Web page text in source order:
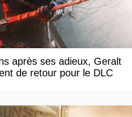
après ses adieux, Geralt
de retour pour le DLC